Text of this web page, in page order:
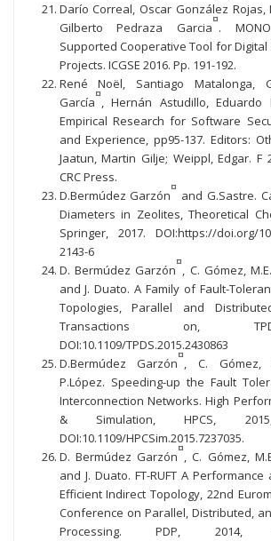
Darío Correal, Oscar González Rojas,
Gilberto Pedraza Garcia
¤
.
Supported Cooperative Tool for
Projects. ICGSE 2016. Pp. 191-192.
René Noël, Santiago Matalonga,
García
¤
, Hernán Astudillo, Eduardo
Empirical Research for Software
and Experience, pp95-137. Editors:
Jaatun, Martin Gilje; Weippl, Edgar. F
CRC Press.
D.Bermúdez Garzón
¤
and G.Sastre.
Diameters in Zeolites, Theoretical
Springer, 2017. DOI:https://doi.org/
2143-6
D. Bermúdez Garzón
¤
, C. Gómez,
and J. Duato. A Family of Fault-
Topologies, Parallel and
Transactions on,
DOI:10.1109/TPDS.2015.2430863
D.Bermúdez Garzón
¤
, C. Gómez,
P.López. Speeding-up the Fault
Interconnection Networks. High
& Simulation, HPCS,
DOI:10.1109/HPCSim.2015.7237035.
D. Bermúdez Garzón
¤
, C. Gómez,
and J. Duato. FT-RUFT A
Efficient Indirect Topology, 22nd
Conference on Parallel, Distributed,
Processing. PDP, 2014,